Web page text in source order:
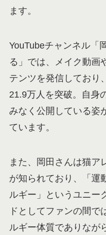
ます。
YouTubeチャンネル「
る」では、メイク動画
テンツを発信しており
21.9万人を突破。自身
みなく公開している姿
ています。
また、岡田さんは猫ア
が知られており、「運
ルギー」というユニー
ドとしてファンの間で
ルギー体質でありなが